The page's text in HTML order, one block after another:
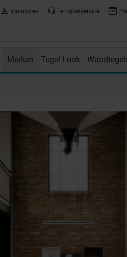
Vacatures Terugbelservice
Merken Tegel Look